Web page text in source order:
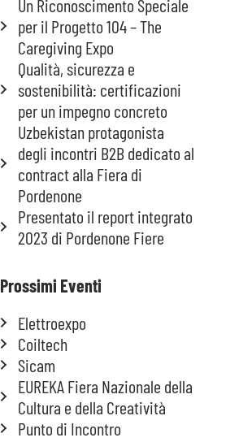
Un Riconoscimento Speciale
per il Progetto 104 – The
Caregiving Expo
Qualità, sicurezza e
sostenibilità: certificazioni
per un impegno concreto
Uzbekistan protagonista
degli incontri B2B dedicato al
contract alla Fiera di
Pordenone
Presentato il report integrato
2023 di Pordenone Fiere
Prossimi Eventi
Elettroexpo
Coiltech
Sicam
EUREKA Fiera Nazionale della
Cultura e della Creatività
Punto di Incontro